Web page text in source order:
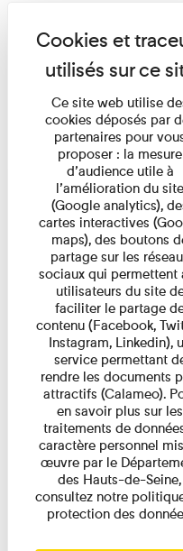
Ce site web utilise
cookies déposés par
partenaires pour
proposer : la mesure
d’audience utile à
l’amélioration du site
(Google analytics),
cartes interactives
maps), des boutons
partage sur les
sociaux qui permettent
utilisateurs du site
faciliter le partage
contenu (Facebook,
Instagram, Linkedin),
service permettant
rendre les documents
attractifs (Calameo).
en savoir plus sur les
traitements de
caractère personnel
œuvre par le
des Hauts-de-Seine,
consultez notre
protection des